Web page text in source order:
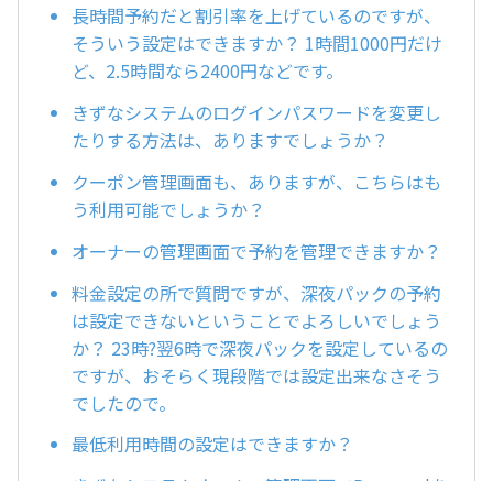
長時間予約だと割引率を上げているのですが、
そういう設定はできますか？ 1時間1000円だけ
ど、2.5時間なら2400円などです。
きずなシステムのログインパスワードを変更し
たりする方法は、ありますでしょうか？
クーポン管理画面も、ありますが、こちらはも
う利用可能でしょうか？
オーナーの管理画面で予約を管理できますか？
料金設定の所で質問ですが、深夜パックの予約
は設定できないということでよろしいでしょう
か？ 23時?翌6時で深夜パックを設定しているの
ですが、おそらく現段階では設定出来なさそう
でしたので。
最低利用時間の設定はできますか？